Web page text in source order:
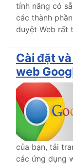
tính năng có
các thành
duyệt Web rất
Cài đặt
web
của bạn, tải
các ứng dụng